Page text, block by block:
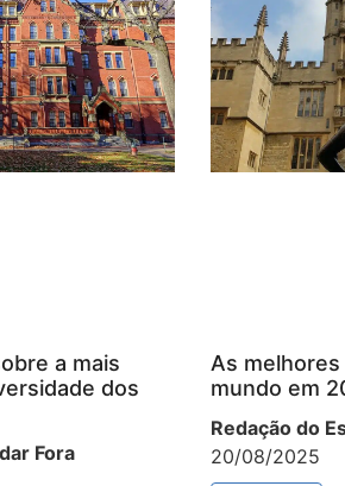
a mais
dos
Fora
As
mundo em
Redação do
20/08/2025